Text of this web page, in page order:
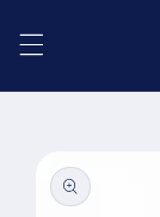
conținut
informațiile
despre
produs